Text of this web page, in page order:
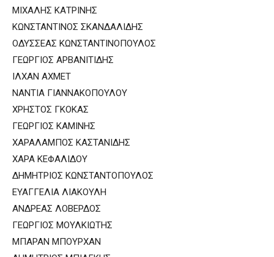
ΜΙΧΑΛΗΣ ΚΑΤΡΙΝΗΣ
ΚΩΝΣΤΑΝΤΙΝΟΣ ΣΚΑΝΔΑΛΙΔΗΣ
ΟΔΥΣΣΕΑΣ ΚΩΝΣΤΑΝΤΙΝΟΠΟΥΛΟΣ
ΓΕΩΡΓΙΟΣ ΑΡΒΑΝΙΤΙΔΗΣ
ΙΛΧΑΝ ΑΧΜΕΤ
ΝΑΝΤΙΑ ΓΙΑΝΝΑΚΟΠΟΥΛΟΥ
ΧΡΗΣΤΟΣ ΓΚΟΚΑΣ
ΓΕΩΡΓΙΟΣ ΚΑΜΙΝΗΣ
ΧΑΡΑΛΑΜΠΟΣ ΚΑΣΤΑΝΙΔΗΣ
ΧΑΡΑ ΚΕΦΑΛΙΔΟΥ
ΔΗΜΗΤΡΙΟΣ ΚΩΝΣΤΑΝΤΟΠΟΥΛΟΣ
ΕΥΑΓΓΕΛΙΑ ΛΙΑΚΟΥΛΗ
ΑΝΔΡΕΑΣ ΛΟΒΕΡΔΟΣ
ΓΕΩΡΓΙΟΣ ΜΟΥΛΚΙΩΤΗΣ
ΜΠΑΡΑΝ ΜΠΟΥΡΧΑΝ